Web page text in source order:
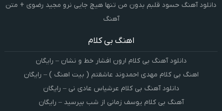
دانلود آهنگ حسود قلبم بدون من تنها هیچ جایی نرو مجید رضوی + متن
آهنگ
اهنگ بی کلام
دانلود آهنگ بی کلام ارون افشار خط و نشان – رایگان
اهنگ بی کلام مهدی احمدوند عاشقتم ( بیت اهنگ ) – رایگان
دانلود آهنگ بی کلام عرشیاس عادی نی – رایگان
آهنگ بی کلام یوسف زمانی از شب بپرسید – رایگان